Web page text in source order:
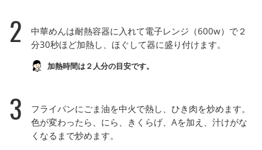
2
中華めんは耐熱容器に入れて電子レンジ（600w）で２
分30秒ほど加熱し、ほぐして器に盛り付けます。
加熱時間は２人分の目安です。
3
フライパンにごま油を中火で熱し、ひき肉を炒めます。
色が変わったら、にら、きくらげ、Aを加え、汁けがな
くなるまで炒めます。